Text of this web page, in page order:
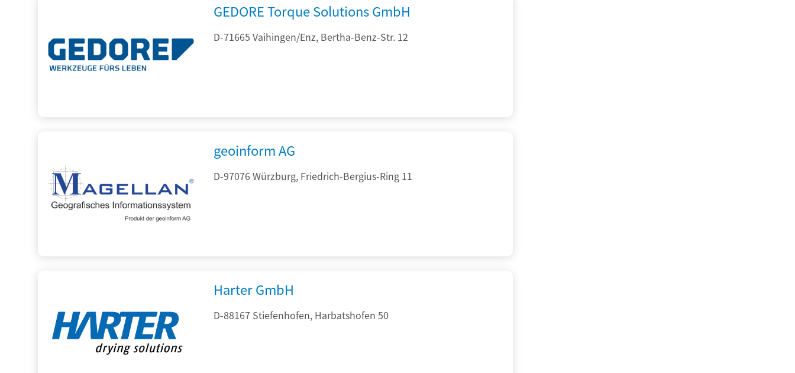
GEDORE Torque Solutions GmbH
D-71665 Vaihingen/Enz, Bertha-Benz-Str. 12
geoinform AG
D-97076 Würzburg, Friedrich-Bergius-Ring 11
Harter GmbH
D-88167 Stiefenhofen, Harbatshofen 50